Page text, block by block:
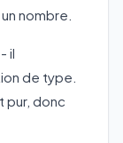
nombre.
il
de type.
pur, donc